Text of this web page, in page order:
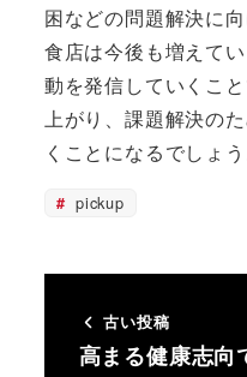
困などの問題解決に
食店は今後も増えて
動を発信していくこ
上がり、課題解決の
くことになるでしょう
pickup
古い投稿
高まる健康志向